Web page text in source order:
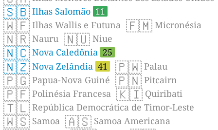
🇸🇧 Ilhas Salomão 11
🇼🇫 Ilhas Wallis e Futuna 🇫🇲 Micronésia
🇳🇷 Nauru 🇳🇺 Niue
🇳🇨 Nova Caledônia 25
🇳🇿 Nova Zelândia 41 🇵🇼 Palau
🇵🇬 Papua-Nova Guiné 🇵🇳 Pitcairn
🇵🇫 Polinésia Francesa 🇰🇮 Quiribati
🇹🇱 República Democrática de Timor-Leste
🇼🇸 Samoa 🇦🇸 Samoa Americana